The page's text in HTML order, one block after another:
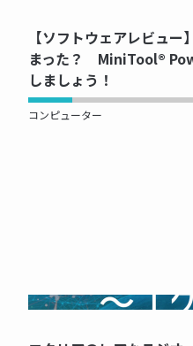
【ソフトウェアレビュ
まった？ MiniTool®
しましょう！
コンピューター
NOW